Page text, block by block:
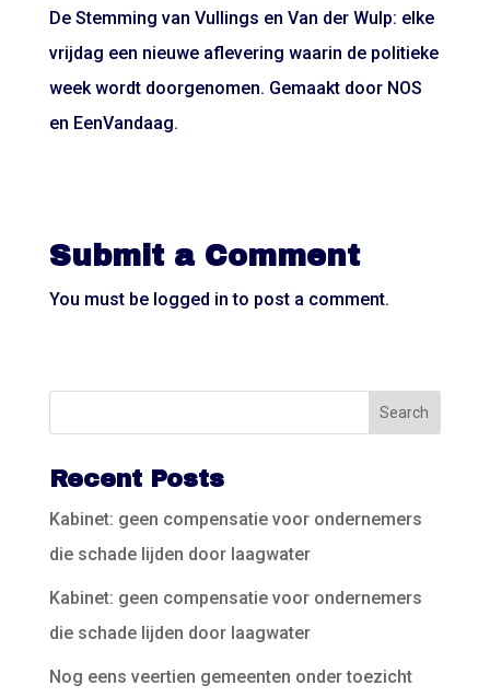
De Stemming van Vullings en Van der Wulp: elke
vrijdag een nieuwe aflevering waarin de politieke
week wordt doorgenomen. Gemaakt door NOS
en EenVandaag.
Submit a Comment
You must be logged in to post a comment.
Recent Posts
Kabinet: geen compensatie voor ondernemers
die schade lijden door laagwater
Kabinet: geen compensatie voor ondernemers
die schade lijden door laagwater
Nog eens veertien gemeenten onder toezicht